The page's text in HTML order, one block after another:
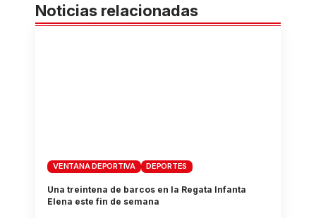
Noticias relacionadas
VENTANA DEPORTIVA DEPORTES
Una treintena de barcos en la Regata Infanta
Elena este fin de semana